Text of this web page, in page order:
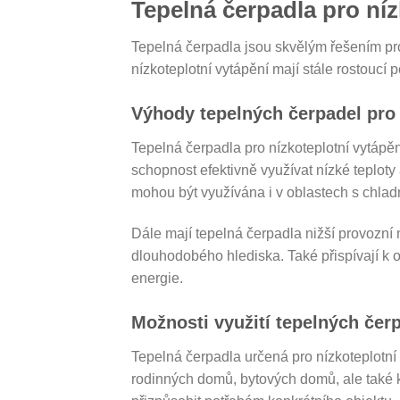
Tepelná čerpadla pro
Tepelná čerpadla jsou skvělým řešením
nízkoteplotní vytápění mají stále rostoucí
Výhody tepelných čerpadel
Tepelná čerpadla pro nízkoteplotní
schopnost efektivně využívat nízké
mohou být využívána i v oblastech s
Dále mají tepelná čerpadla nižší provozní
dlouhodobého hlediska. Také přispívají k
energie.
Možnosti využití tepelných
Tepelná čerpadla určená pro
rodinných domů, bytových domů, ale